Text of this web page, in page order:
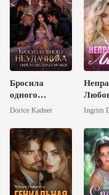
Бросила
одного
неудачника -
шестерых
мужей
Dorice Kadner Ingrim